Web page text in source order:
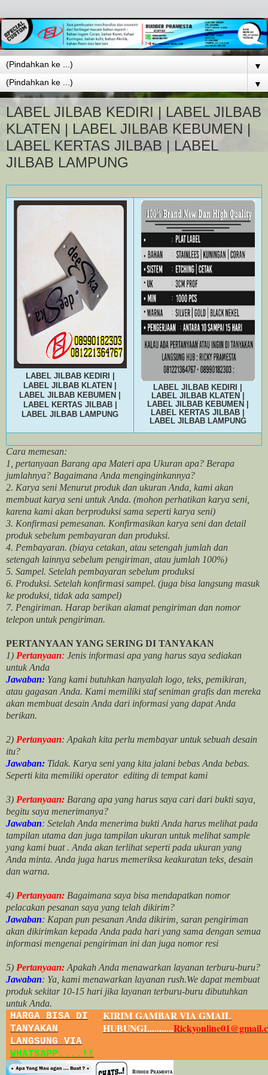
▼
▼
LABEL JILBAB KEDIRI | LABEL JILBAB
KLATEN | LABEL JILBAB KEBUMEN |
LABEL KERTAS JILBAB | LABEL
JILBAB LAMPUNG
LABEL JILBAB KEDIRI |
LABEL JILBAB KLATEN |
LABEL JILBAB KEBUMEN |
LABEL KERTAS JILBAB |
LABEL JILBAB LAMPUNG
LABEL JILBAB KEDIRI |
LABEL JILBAB KLATEN |
LABEL JILBAB KEBUMEN |
LABEL KERTAS JILBAB |
LABEL JILBAB LAMPUNG
Cara memesan:
1, pertanyaan Barang apa Materi apa Ukuran apa? Berapa
jumlahnya? Bagaimana Anda menginginkannya?
2. Karya seni Menurut produk dan ukuran Anda, kami akan
membuat karya seni untuk Anda. (mohon perhatikan karya seni,
karena kami akan berproduksi sama seperti karya seni)
3. Konfirmasi pemesanan. Konfirmasikan karya seni dan detail
produk sebelum pembayaran dan produksi.
4. Pembayaran. (biaya cetakan, atau setengah jumlah dan
setengah lainnya sebelum pengiriman, atau jumlah 100%)
5. Sampel. Setelah pembayaran sebelum produksi
6. Produksi. Setelah konfirmasi sampel. (juga bisa langsung masuk
ke produksi, tidak ada sampel)
7. Pengiriman. Harap berikan alamat pengiriman dan nomor
telepon untuk pengiriman.
PERTANYAAN YANG SERING DI TANYAKAN
1) Pertanyaan: Jenis informasi apa yang harus saya sediakan
untuk Anda
Jawaban: Yang kami butuhkan hanyalah logo, teks, pemikiran,
atau gagasan Anda. Kami memiliki staf seniman grafis dan mereka
akan membuat desain Anda dari informasi yang dapat Anda
berikan.
2) Pertanyaan: Apakah kita perlu membayar untuk sebuah desain
itu?
Jawaban: Tidak. Karya seni yang kita jalani bebas Anda bebas.
Seperti kita memiliki operator editing di tempat kami
3) Pertanyaan: Barang apa yang harus saya cari dari bukti saya,
begitu saya menerimanya?
Jawaban: Setelah Anda menerima bukti Anda harus melihat pada
tampilan utama dan juga tampilan ukuran untuk melihatsample
yang kami buat . Anda akan terlihat seperti pada ukuran yang
Anda minta. Anda juga harus memeriksa keakuratan teks, desain
dan warna.
4) Pertanyaan: Bagaimana saya bisa mendapatkan nomor
pelacakan pesanan saya yang telah dikirim?
Jawaban: Kapan pun pesanan Anda dikirim, saran pengiriman
akan dikirimkan kepada Anda pada hari yang sama dengan semua
informasi mengenai pengiriman ini dan juga nomor resi
5) Pertanyaan: Apakah Anda menawarkan layanan terburu-buru?
Jawaban: Ya, kami menawarkan layanan rush.We dapat membuat
produk sekitar 10-15 hari jika layanan terburu-buru dibutuhkan
untuk Anda.
HARGA BISA DI
TANYAKAN
LANGSUNG VIA
WHATSAPP....!!
KIRIM GAMBAR VIA GMAIL
HUBUNGI...........